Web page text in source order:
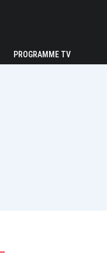
PROGRAMME TV